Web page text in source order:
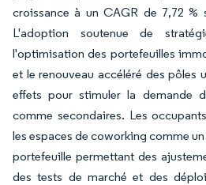
croissance à un CAGR de 7,72 %
L'adoption soutenue de
l'optimisation des portefeuilles
et le renouveau accéléré des pôles
effets pour stimuler la demande
comme secondaires. Les
les espaces de coworking comme
portefeuille permettant des
des tests de marché et des